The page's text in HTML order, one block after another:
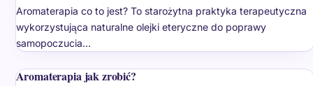
Aromaterapia co to jest? To starożytna praktyka terapeutyczna
wykorzystująca naturalne olejki eteryczne do poprawy
samopoczucia…
Aromaterapia jak zrobić?